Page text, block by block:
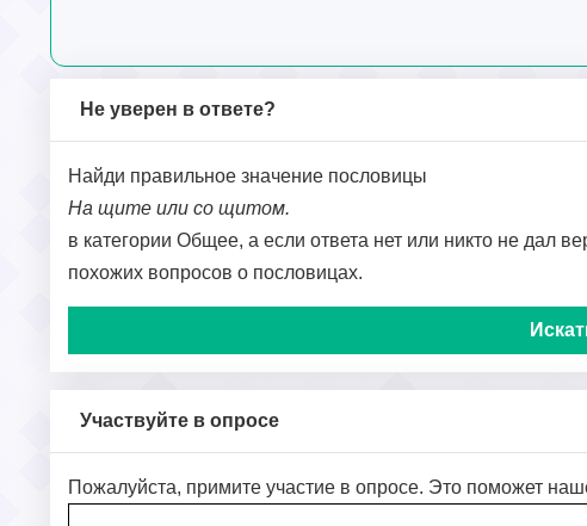
Не уверен в ответе?
Найди правильное значение пословицы
На щите или со щитом.
в категории Общее, а если ответа нет или никто не дал
похожих вопросов о пословицах.
Участвуйте в опросе
Пожалуйста, примите участие в опросе. Это поможет